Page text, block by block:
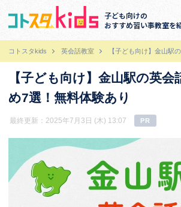
子ども向けの
おすすめ習い事教室を
コトスタkids 英会話教室 【子ども向け】金山駅
【子ども向け】金山駅の英会
め7選！無料体験あり
最終更新：2025年7月3日 (木) 13:07 PR